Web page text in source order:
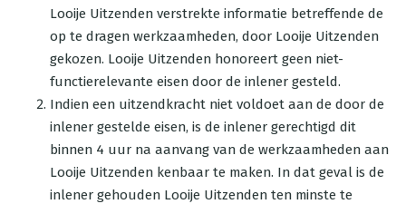
Looije Uitzenden verstrekte informatie betreffende de
op te dragen werkzaamheden, door Looije Uitzenden
gekozen. Looije Uitzenden honoreert geen niet-
functierelevante eisen door de inlener gesteld.
Indien een uitzendkracht niet voldoet aan de door de
inlener gestelde eisen, is de inlener gerechtigd dit
binnen 4 uur na aanvang van de werkzaamheden aan
Looije Uitzenden kenbaar te maken. In dat geval is de
inlener gehouden Looije Uitzenden ten minste te